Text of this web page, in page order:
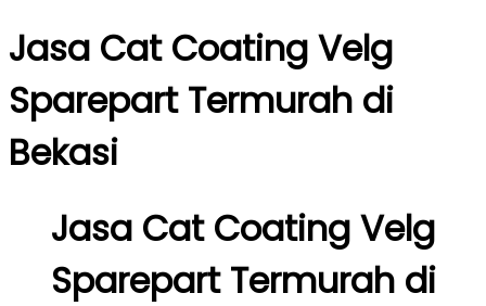
Jasa Cat Coating Velg
Sparepart Termurah di
Bekasi
Jasa Cat Coating Velg
Sparepart Termurah di